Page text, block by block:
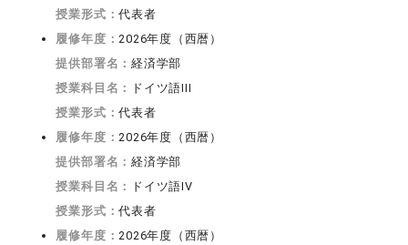
授業形式：代表者
履修年度：2026年度（西暦）
提供部署名：経済学部
授業科目名：
ドイツ語III
授業形式：代表者
履修年度：2026年度（西暦）
提供部署名：経済学部
授業科目名：
ドイツ語IV
授業形式：代表者
履修年度：2026年度（西暦）